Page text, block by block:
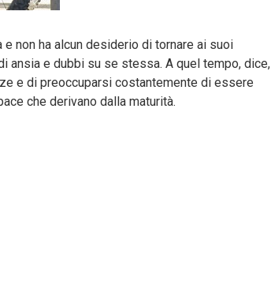
non ha alcun desiderio di tornare ai suoi
ansia e dubbi su se stessa. A quel tempo, dice,
e di preoccuparsi costantemente di essere
che derivano dalla maturità.